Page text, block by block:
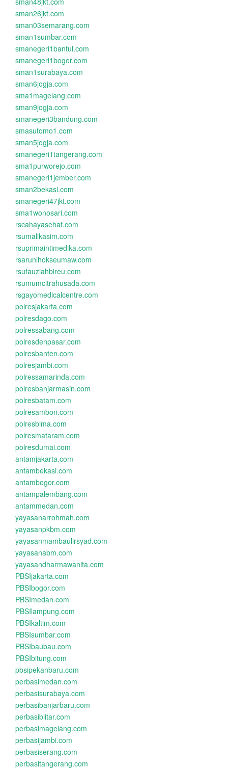
sman26jkt.com
sman03semarang.com
sman1sumbar.com
smanegeri1bantul.com
smanegeri1bogor.com
sman1surabaya.com
sman6jogja.com
sma1magelang.com
sman9jogja.com
smanegeri3bandung.com
smasutomo1.com
sman5jogja.com
smanegeri1tangerang.com
sma1purworejo.com
smanegeri1jember.com
sman2bekasi.com
smanegeri47jkt.com
sma1wonosari.com
rscahayasehat.com
rsumalikasim.com
rsuprimaintimedika.com
rsarunlhokseumaw.com
rsufauziahbireu.com
rsumumcitrahusada.com
rsgayomedicalcentre.com
polresjakarta.com
polresdago.com
polressabang.com
polresdenpasar.com
polresbanten.com
polresjambi.com
polressamarinda.com
polresbanjarmasin.com
polresbatam.com
polresambon.com
polresbima.com
polresmataram.com
polresdumai.com
antamjakarta.com
antambekasi.com
antambogor.com
antampalembang.com
antammedan.com
yayasanarrohmah.com
yayasanpkbm.com
yayasanmambaulirsyad.com
yayasanabm.com
yayasandharmawanita.com
PBSIjakarta.com
PBSIbogor.com
PBSImedan.com
PBSIlampung.com
PBSIkaltim.com
PBSIsumbar.com
PBSIbaubau.com
PBSIbitung.com
pbsipekanbaru.com
perbasimedan.com
perbasisurabaya.com
perbasibanjarbaru.com
perbasiblitar.com
perbasimagelang.com
perbasijambi.com
perbasiserang.com
perbasitangerang.com